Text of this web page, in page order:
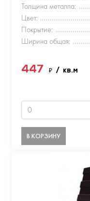
Толщина металла:
Цвет:
Покрытие:
Ширина общая:
447 ₽ / кв.м
В КОРЗИНУ